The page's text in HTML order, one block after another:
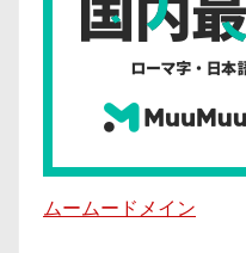
ムームードメイン